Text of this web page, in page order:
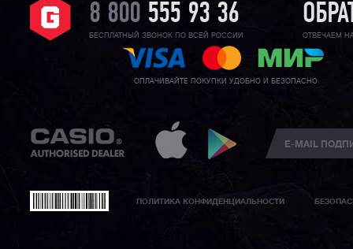
8 800 555 93 36
БЕСПЛАТНЫЙ ЗВОНОК ПО ВСЕЙ РОССИИ ОТВЕЧАЕМ
ОПЛАЧИВАЙТЕ ПОКУПКИ УДОБНО И БЕЗОПАСНО
ПОЛИТИКА КОНФИДЕНЦИАЛЬНОСТИ